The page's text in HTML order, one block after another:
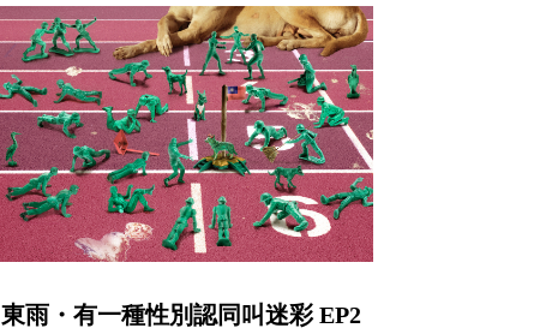
東雨・有一種性別認同叫迷彩 EP2